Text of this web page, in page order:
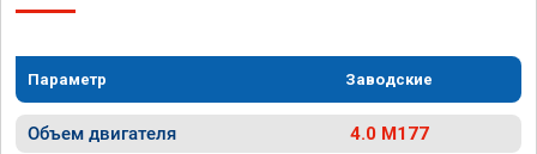
Параметр Заводские
Объем двигателя 4.0 M177